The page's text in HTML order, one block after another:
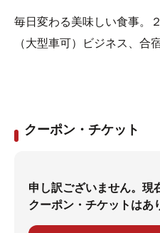
毎日変わる美味しい食事。
（大型車可）ビジネス、合
クーポン・チケット
申し訳ございません。現
クーポン・チケットはあ